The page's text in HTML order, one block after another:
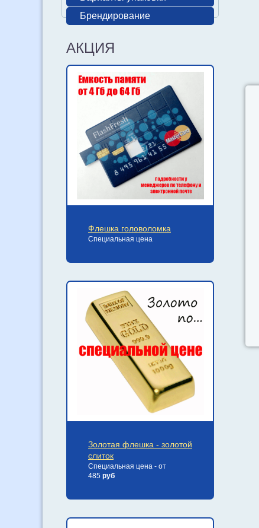
Брендирование
АКЦИЯ
Флешка головоломка
Специальная цена
Золотая флешка - золотой
слиток
Специальная цена - от
485 руб